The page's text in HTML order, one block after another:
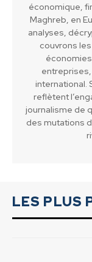
économique,
Maghreb, en
analyses,
couvrons
international.
reflètent
journalisme de
des mutations
LES PLUS